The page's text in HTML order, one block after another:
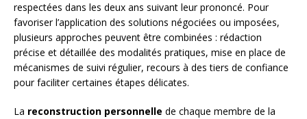
respectées dans les deux ans suivant leur prononcé. Pour
favoriser l’application des solutions négociées ou imposées,
plusieurs approches peuvent être combinées : rédaction
précise et détaillée des modalités pratiques, mise en place de
mécanismes de suivi régulier, recours à des tiers de confiance
pour faciliter certaines étapes délicates.
La reconstruction personnelle de chaque membre de la